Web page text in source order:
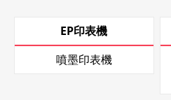
EP印表機
噴墨印表機